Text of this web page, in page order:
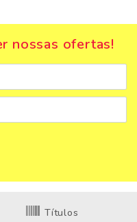
nossas ofertas!
Títulos